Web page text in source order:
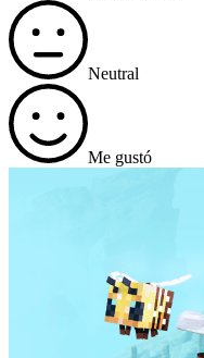
Neutral
Me gustó